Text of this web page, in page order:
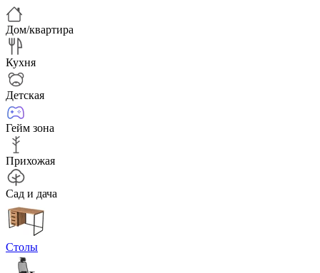
Дом/квартира
Кухня
Детская
Гейм зона
Прихожая
Сад и дача
Столы